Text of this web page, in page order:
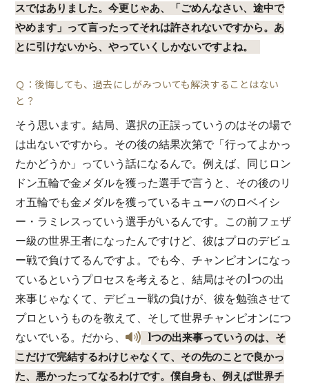
スではありました。今更じゃあ、「ごめんなさい、途中で
やめます」って言ったってそれは許されないですから。あ
とに引けないから、やっていくしかないですよね。
Ｑ：後悔しても、過去にしがみついても解決することはない
と？
そう思います。結局、選択の正誤っていうのはその場で
は出ないですから。その後の結果次第で「行ってよかっ
たかどうか」っていう話になるんで。例えば、同じロン
ドン五輪で金メダルを獲った選手で言うと、その後のリ
オ五輪でも金メダルを獲っているキューバのロベイシ
ー・ラミレスっていう選手がいるんです。この前フェザ
ー級の世界王者になったんですけど、彼はプロのデビュ
ー戦で負けてるんですよ。でも今、チャンピオンになっ
ているというプロセスを考えると、結局はその1つの出
来事じゃなくて、デビュー戦の負けが、彼を勉強させて
プロというものを教えて、そして世界チャンピオンにつ
ないでいる。だから、
1つの出来事っていうのは、そ
こだけで完結するわけじゃなくて、その先のことで良かっ
た、悪かったってなるわけです。僕自身も、例えば世界チ